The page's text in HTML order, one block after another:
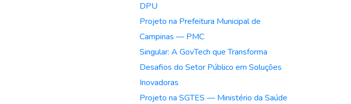
DPU
Projeto na Prefeitura Municipal de
Campinas — PMC
Singular: A GovTech que Transforma
Desafios do Setor Público em Soluções
Inovadoras
Projeto na SGTES — Ministério da Saúde